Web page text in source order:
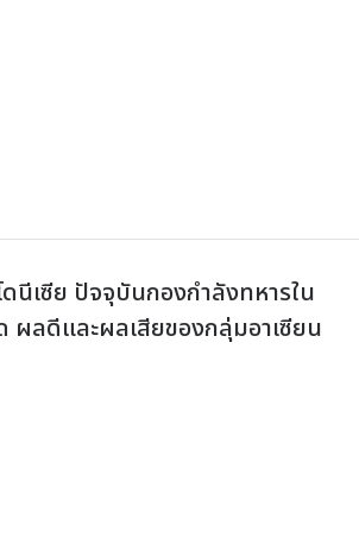
นีเซีย ปัจจุบันกองกำลังทหารใน
ผลดีและผลเสียของกลุ่มอาเซียน